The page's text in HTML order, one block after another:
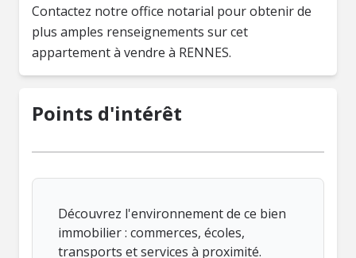
Contactez notre office notarial pour obtenir de
plus amples renseignements sur cet
appartement à vendre à RENNES.
Points d'intérêt
Découvrez l'environnement de ce bien
immobilier : commerces, écoles,
transports et services à proximité.